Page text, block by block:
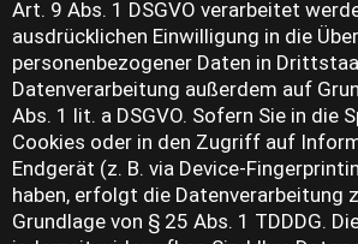
Art. 9 Abs. 1 DSGVO verarbeitet
ausdrücklichen Einwilligung in die
personenbezogener Daten in
Datenverarbeitung außerdem auf
Abs. 1 lit. a DSGVO. Sofern Sie in die
Cookies oder in den Zugriff auf
Endgerät (z. B. via Device-
haben, erfolgt die Datenverarbeitung
Grundlage von § 25 Abs. 1 TDDDG.